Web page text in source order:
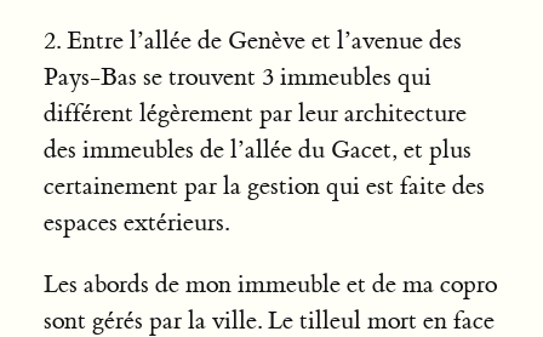
2. Entre l’allée de Genève et l’avenue des
Pays-Bas se trouvent 3 immeubles qui
différent légèrement par leur architecture
des immeubles de l’allée du Gacet, et plus
certainement par la gestion qui est faite des
espaces extérieurs.
Les abords de mon immeuble et de ma copro
sont gérés par la ville. Le tilleul mort en face